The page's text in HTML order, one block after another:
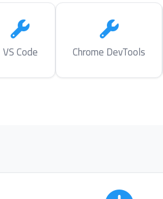
VS Code Chrome DevTools